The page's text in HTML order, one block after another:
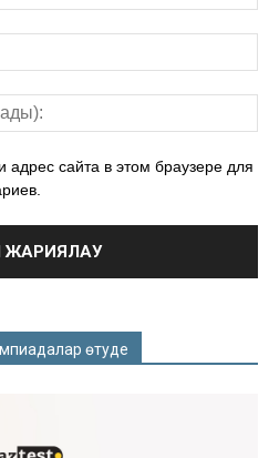
сайта в этом браузере для
өтуде